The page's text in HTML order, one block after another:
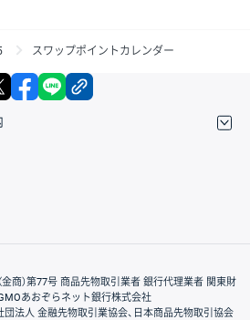
スワップポイントカレンダー
X facebook
商）第77号 商品先物取引業者 銀行代理業者 関東財
GMOあおぞらネット銀行株式会社
団法人 金融先物取引業協会、日本商品先物取引協会